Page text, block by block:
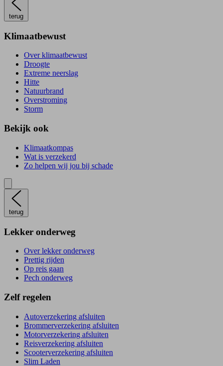
terug
Klimaatbewust
Over klimaatbewust
Droogte
Extreme neerslag
Hitte
Natuurbrand
Overstroming
Storm
Bekijk ook
Klimaatkompas
Wat is verzekerd
Zo helpen wij jou bij schade
terug
Lekker onderweg
Over lekker onderweg
Prettig rijden
Op reis gaan
Pech onderweg
Zelf regelen
Autoverzekering afsluiten
Brommerverzekering afsluiten
Motorverzekering afsluiten
Reisverzekering afsluiten
Scooterverzekering afsluiten
Slim Laden